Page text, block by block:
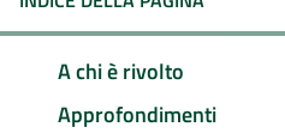
A chi è rivolto
Approfondimenti